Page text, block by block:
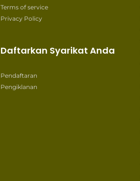
Terms of service
Privacy Policy
Daftarkan Syarikat Anda
Pendaftaran
Pengiklanan